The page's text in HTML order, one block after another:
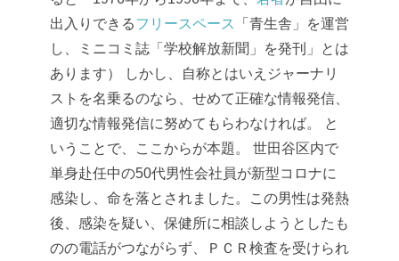
出入りできるフリースペース
「青生舎」を運営
し、ミニコミ誌「学校解放新聞」を発刊」とは
あります）
しかし、自称とはいえジャーナリ
ストを名乗るのなら、せめて正確な情報発信、
適切な情報発信に努めてもらわなければ。
と
いうことで、ここからが本題。
世田谷区内で
単身赴任中の50代男性会社員が新型コロナに
感染し、命を落とされました。この男性は発熱
後、感染を疑い、保健所に相談しようとしたも
のの電話がつながらず、ＰＣＲ検査を受けられ